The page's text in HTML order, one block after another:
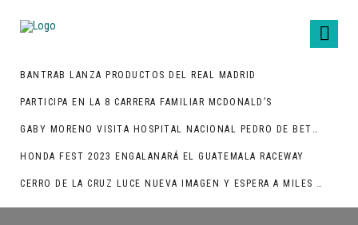
BANTRAB LANZA PRODUCTOS DEL REAL MADRID
PARTICIPA EN LA 8 CARRERA FAMILIAR MCDONALD’S
GABY MORENO VISITA HOSPITAL NACIONAL PEDRO DE BETHANCOURT
HONDA FEST 2023 ENGALANARÁ EL GUATEMALA RACEWAY
CERRO DE LA CRUZ LUCE NUEVA IMAGEN Y ESPERA A MILES DE TURISTAS